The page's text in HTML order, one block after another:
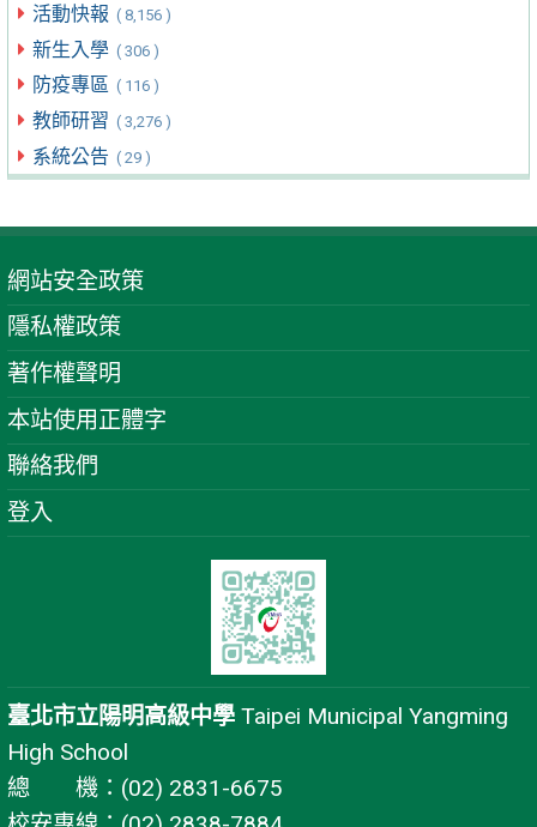
活動快報 ( 8,156 )
新生入學 ( 306 )
防疫專區 ( 116 )
教師研習 ( 3,276 )
系統公告 ( 29 )
網站安全政策
隱私權政策
著作權聲明
本站使用正體字
聯絡我們
登入
臺北市立陽明高級中學 Taipei Municipal Yangming
High School
總 機：(02) 2831-6675